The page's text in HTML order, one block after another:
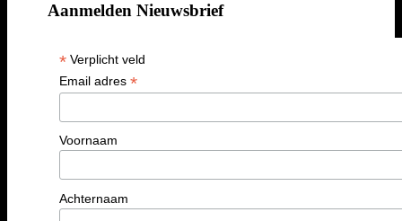
Aanmelden Nieuwsbrief
*Verplicht veld
Email adres *
Voornaam
Achternaam